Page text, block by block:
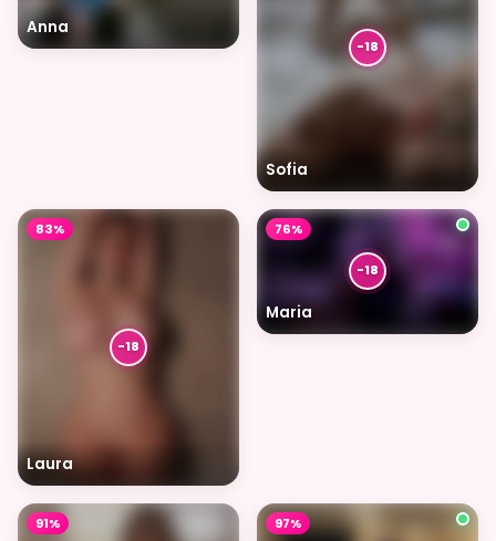
Anna
Sofia
Laura
83%
Maria
76%
91% 97%